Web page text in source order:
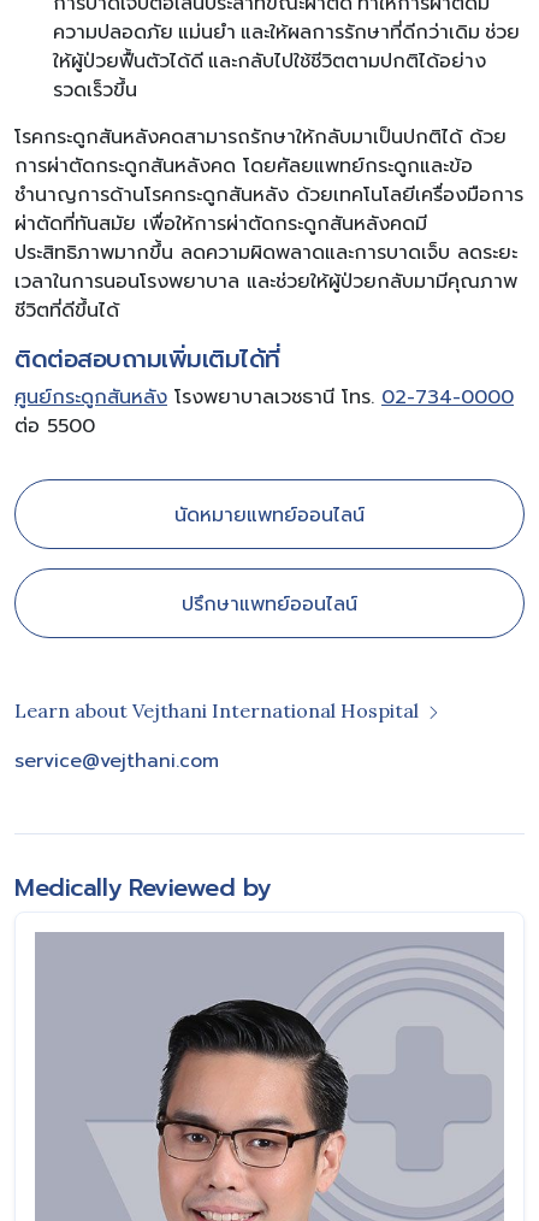
ความปลอดภัย แม่นยำ และให้ผลการรักษาที่ดีกว่าเดิม ช่วย
ให้ผู้ป่วยฟื้นตัวได้ดี และกลับไปใช้ชีวิตตามปกติได้อย่าง
รวดเร็วขึ้น
โรคกระดูกสันหลังคดสามารถรักษาให้กลับมาเป็นปกติได้ ด้วย
การผ่าตัดกระดูกสันหลังคด โดยศัลยแพทย์กระดูกและข้อ
ชำนาญการด้านโรคกระดูกสันหลัง ด้วยเทคโนโลยีเครื่องมือการ
ผ่าตัดที่ทันสมัย เพื่อให้การผ่าตัดกระดูกสันหลังคดมี
ประสิทธิภาพมากขึ้น ลดความผิดพลาดและการบาดเจ็บ ลดระยะ
เวลาในการนอนโรงพยาบาล และช่วยให้ผู้ป่วยกลับมามีคุณภาพ
ชีวิตที่ดีขึ้นได้
ติดต่อสอบถามเพิ่มเติมได้ที่
ศูนย์กระดูกสันหลัง โรงพยาบาลเวชธานี โทร. 02-734-0000
ต่อ 5500
นัดหมายแพทย์ออนไลน์
ปรึกษาแพทย์ออนไลน์
Learn about Vejthani International Hospital
service@vejthani.com
Medically Reviewed by